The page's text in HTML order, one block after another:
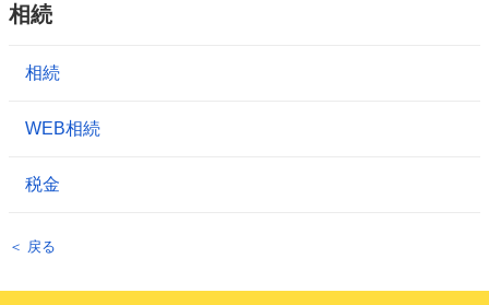
相続
相続
WEB相続
税金
＜ 戻る